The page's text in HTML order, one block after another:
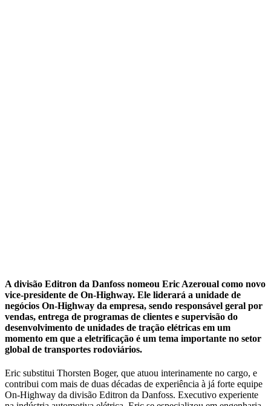
A divisão Editron da Danfoss nomeou Eric Azeroual como novo
vice-presidente de On-Highway. Ele liderará a unidade de
negócios On-Highway da empresa, sendo responsável geral por
vendas, entrega de programas de clientes e supervisão do
desenvolvimento de unidades de tração elétricas em um
momento em que a eletrificação é um tema importante no setor
global de transportes rodoviários.
Eric substitui Thorsten Boger, que atuou interinamente no cargo, e
contribui com mais de duas décadas de experiência à já forte equipe
On-Highway da divisão Editron da Danfoss. Executivo experiente